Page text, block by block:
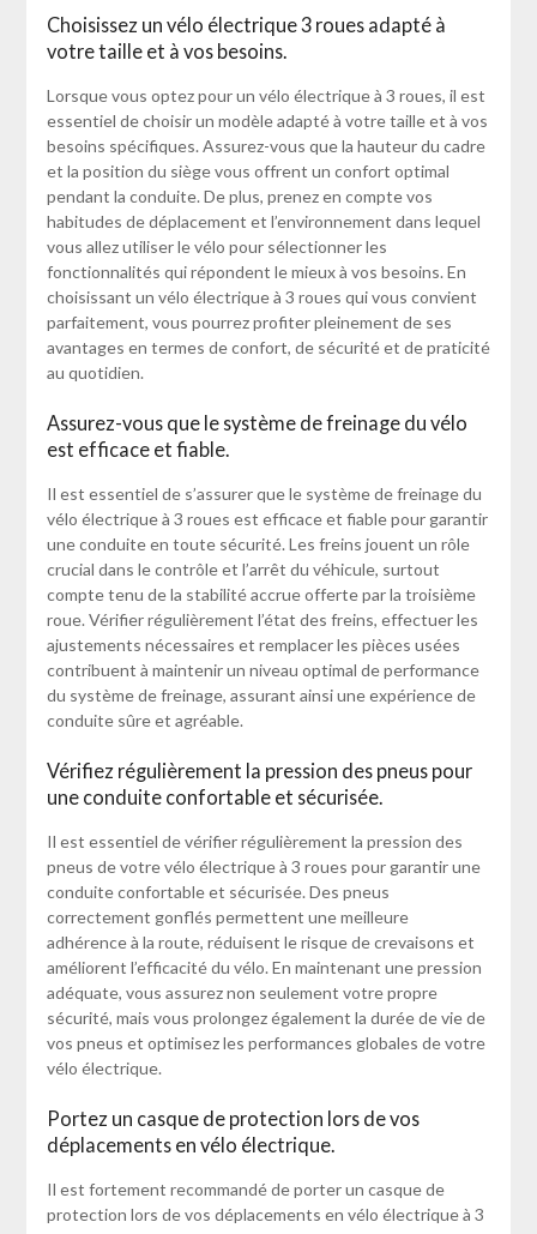
Choisissez un vélo électrique 3 roues adapté à
votre taille et à vos besoins.
Lorsque vous optez pour un vélo électrique à 3 roues, il est
essentiel de choisir un modèle adapté à votre taille et à vos
besoins spécifiques. Assurez-vous que la hauteur du cadre
et la position du siège vous offrent un confort optimal
pendant la conduite. De plus, prenez en compte vos
habitudes de déplacement et l’environnement dans lequel
vous allez utiliser le vélo pour sélectionner les
fonctionnalités qui répondent le mieux à vos besoins. En
choisissant un vélo électrique à 3 roues qui vous convient
parfaitement, vous pourrez profiter pleinement de ses
avantages en termes de confort, de sécurité et de praticité
au quotidien.
Assurez-vous que le système de freinage du vélo
est efficace et fiable.
Il est essentiel de s’assurer que le système de freinage du
vélo électrique à 3 roues est efficace et fiable pour garantir
une conduite en toute sécurité. Les freins jouent un rôle
crucial dans le contrôle et l’arrêt du véhicule, surtout
compte tenu de la stabilité accrue offerte par la troisième
roue. Vérifier régulièrement l’état des freins, effectuer les
ajustements nécessaires et remplacer les pièces usées
contribuent à maintenir un niveau optimal de performance
du système de freinage, assurant ainsi une expérience de
conduite sûre et agréable.
Vérifiez régulièrement la pression des pneus pour
une conduite confortable et sécurisée.
Il est essentiel de vérifier régulièrement la pression des
pneus de votre vélo électrique à 3 roues pour garantir une
conduite confortable et sécurisée. Des pneus
correctement gonflés permettent une meilleure
adhérence à la route, réduisent le risque de crevaisons et
améliorent l’efficacité du vélo. En maintenant une pression
adéquate, vous assurez non seulement votre propre
sécurité, mais vous prolongez également la durée de vie de
vos pneus et optimisez les performances globales de votre
vélo électrique.
Portez un casque de protection lors de vos
déplacements en vélo électrique.
Il est fortement recommandé de porter un casque de
protection lors de vos déplacements en vélo électrique à 3